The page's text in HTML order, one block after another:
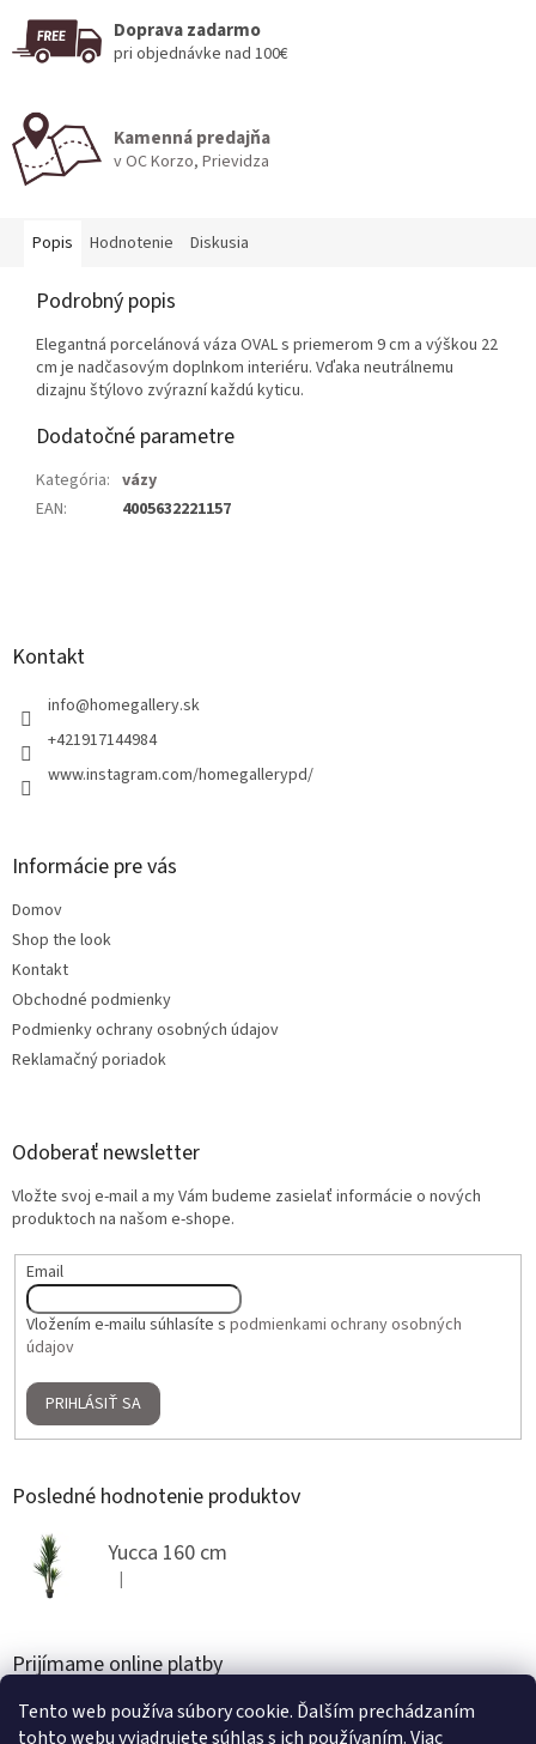
Tento web používa súbory cookie. Ďalším prechádzaním
tohto webu vyjadrujete súhlas s ich používaním. Viac
Doprava zadarmo
pri objednávke nad 100€
Kamenná predajňa
v OC Korzo, Prievidza
Popis Hodnotenie Diskusia
Podrobný popis
Elegantná porcelánová váza OVAL s priemerom 9 cm a výškou 22
cm je nadčasovým doplnkom interiéru. Vďaka neutrálnemu
dizajnu štýlovo zvýrazní každú kyticu.
Dodatočné parametre
Kategória: vázy
EAN: 4005632221157
Kontakt
info@homegallery.sk
+421917144984
www.instagram.com/homegallerypd/
Informácie pre vás
Domov
Shop the look
Kontakt
Obchodné podmienky
Podmienky ochrany osobných údajov
Reklamačný poriadok
Odoberať newsletter
Vložte svoj e-mail a my Vám budeme zasielať informácie o nových
produktoch na našom e-shope.
Email
Vložením e-mailu súhlasíte s podmienkami ochrany osobných
údajov
PRIHLÁSIŤ SA
Posledné hodnotenie produktov
Yucca 160 cm
Hodnotenie produktu je 5 z 5 hviezdičiek.
|
Prijímame online platby